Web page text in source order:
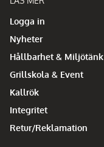
Logga in
Nyheter
Hållbarhet & Miljötänk
Grillskola & Event
Kallrök
Integritet
Retur/Reklamation